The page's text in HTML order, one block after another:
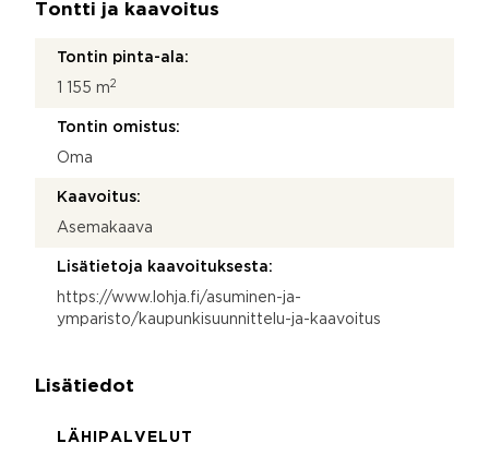
Tontti ja kaavoitus
Tontin pinta-ala:
1 155 m2
Tontin omistus:
Oma
Kaavoitus:
Asemakaava
Lisätietoja kaavoituksesta:
https://www.lohja.fi/asuminen-ja-
ymparisto/kaupunkisuunnittelu-ja-kaavoitus
Lisätiedot
LÄHIPALVELUT